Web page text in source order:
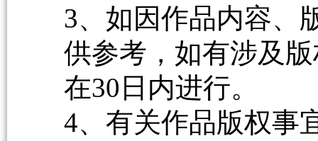
3、如因作品内容、
供参考，如有涉及
在30日内进行。
4、有关作品版权事